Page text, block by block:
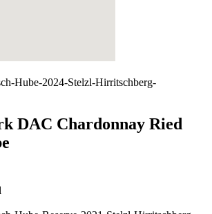
DAC Chardonnay Ried